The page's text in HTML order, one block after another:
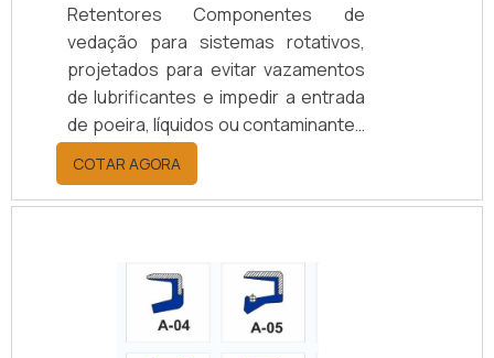
Retentores Componentes de
vedação para sistemas rotativos,
projetados para evitar vazamentos
de lubrificantes e impedir a entrada
de poeira, líquidos ou contaminantes
em eixos e rolamentos. Disponíveis
em borracha nitrílica (NBR), Viton
(FKM), silicone, PTFE ou grafite,
+200°C, conforme o material.
Oferecem opções de vedação
simples ou dupla, com ou sem mola,
e diâmetros de 10 a 200 mm.
COTAR AGORA